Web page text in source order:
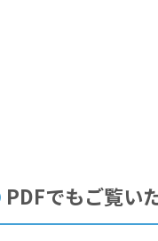
PDFでもご覧い